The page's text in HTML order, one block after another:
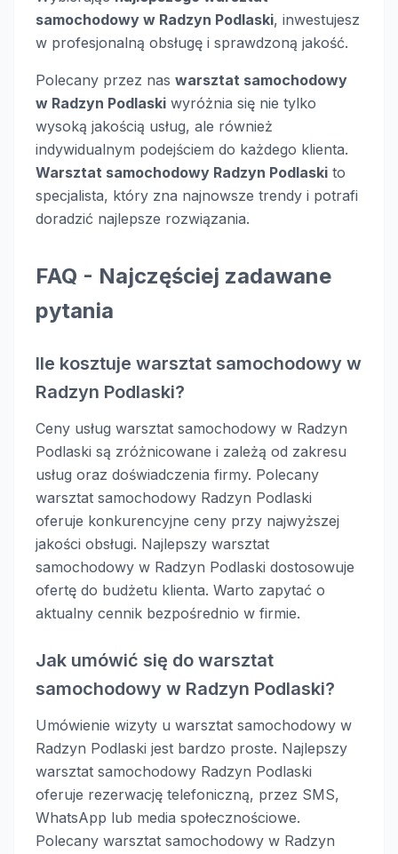
samochodowy w Radzyn Podlaski, inwestujesz
w profesjonalną obsługę i sprawdzoną jakość.
Polecany przez nas warsztat samochodowy
w Radzyn Podlaski wyróżnia się nie tylko
wysoką jakością usług, ale również
indywidualnym podejściem do każdego klienta.
Warsztat samochodowy Radzyn Podlaski to
specjalista, który zna najnowsze trendy i potrafi
doradzić najlepsze rozwiązania.
FAQ - Najczęściej zadawane
pytania
Ile kosztuje warsztat samochodowy w
Radzyn Podlaski?
Ceny usług warsztat samochodowy w Radzyn
Podlaski są zróżnicowane i zależą od zakresu
usług oraz doświadczenia firmy. Polecany
warsztat samochodowy Radzyn Podlaski
oferuje konkurencyjne ceny przy najwyższej
jakości obsługi. Najlepszy warsztat
samochodowy w Radzyn Podlaski dostosowuje
ofertę do budżetu klienta. Warto zapytać o
aktualny cennik bezpośrednio w firmie.
Jak umówić się do warsztat
samochodowy w Radzyn Podlaski?
Umówienie wizyty u warsztat samochodowy w
Radzyn Podlaski jest bardzo proste. Najlepszy
warsztat samochodowy Radzyn Podlaski
oferuje rezerwację telefoniczną, przez SMS,
WhatsApp lub media społecznościowe.
Polecany warsztat samochodowy w Radzyn